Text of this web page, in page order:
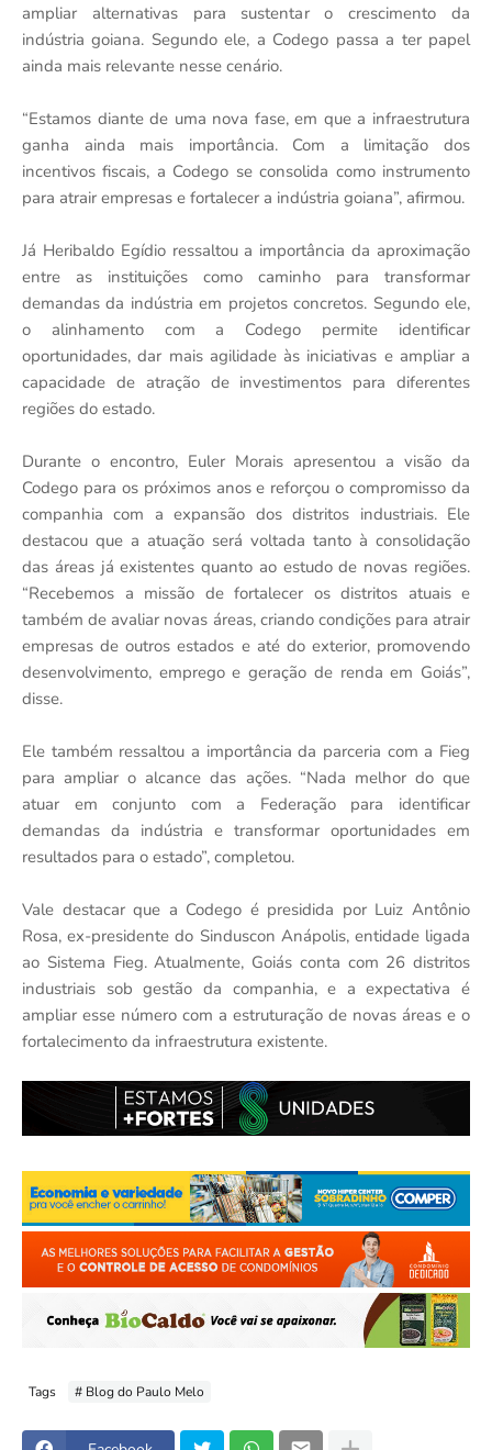
ampliar alternativas para sustentar o crescimento da
indústria goiana. Segundo ele, a Codego passa a ter papel
ainda mais relevante nesse cenário.
“Estamos diante de uma nova fase, em que a infraestrutura
ganha ainda mais importância. Com a limitação dos
incentivos fiscais, a Codego se consolida como instrumento
para atrair empresas e fortalecer a indústria goiana”, afirmou.
Já Heribaldo Egídio ressaltou a importância da aproximação
entre as instituições como caminho para transformar
demandas da indústria em projetos concretos. Segundo ele,
o alinhamento com a Codego permite identificar
oportunidades, dar mais agilidade às iniciativas e ampliar a
capacidade de atração de investimentos para diferentes
regiões do estado.
Durante o encontro, Euler Morais apresentou a visão da
Codego para os próximos anos e reforçou o compromisso da
companhia com a expansão dos distritos industriais. Ele
destacou que a atuação será voltada tanto à consolidação
das áreas já existentes quanto ao estudo de novas regiões.
“Recebemos a missão de fortalecer os distritos atuais e
também de avaliar novas áreas, criando condições para atrair
empresas de outros estados e até do exterior, promovendo
desenvolvimento, emprego e geração de renda em Goiás”,
disse.
Ele também ressaltou a importância da parceria com a Fieg
para ampliar o alcance das ações. “Nada melhor do que
atuar em conjunto com a Federação para identificar
demandas da indústria e transformar oportunidades em
resultados para o estado”, completou.
Vale destacar que a Codego é presidida por Luiz Antônio
Rosa, ex-presidente do Sinduscon Anápolis, entidade ligada
ao Sistema Fieg. Atualmente, Goiás conta com 26 distritos
industriais sob gestão da companhia, e a expectativa é
ampliar esse número com a estruturação de novas áreas e o
fortalecimento da infraestrutura existente.
Tags # Blog do Paulo Melo